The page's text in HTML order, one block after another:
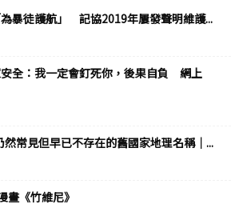
暴徒護航」 記協2019年屢發聲明維護...
全：我一定會釘死你，後果自負 網上
然常見但早已不存在的舊國家地理名稱｜...
畫《竹維尼》